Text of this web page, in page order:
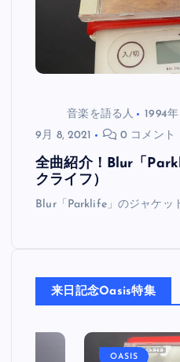
音楽を語る人 1994年
9月 8, 2021
0 コメント
全曲紹介！Blur「
クライフ）
Blur「Parklife」のジャケッ
来日記念Oasis特集
OASIS